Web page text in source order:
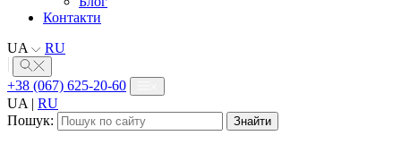
Контакти
UA
RU
+38 (067) 625-20-60
UA | RU
Пошук: